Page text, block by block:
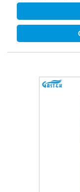
пространстве.
зажигания, защита
и т. д. могут
газовых